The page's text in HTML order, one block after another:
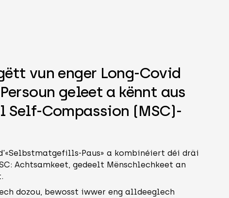
Announcement Banner
vun enger Long-Covid
geleet a kënnt aus
Self-Compassion (MSC)-
Paus» a kombinéiert déi dräi
Achtsamkeet, gedeelt Mënschlechkeet an
dozou, bewosst iwwer eng alldeeglech